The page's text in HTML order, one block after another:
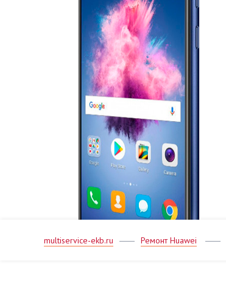
multiservice-ekb.ru Ремонт Huawei